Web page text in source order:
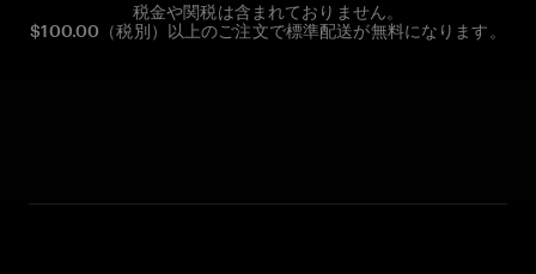
税金や関税は含まれておりません。
$100.00（税別）以上のご注文で標準配送が無料になります。